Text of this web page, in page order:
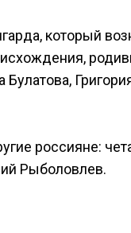
который
россияне:
Рыболовлев.